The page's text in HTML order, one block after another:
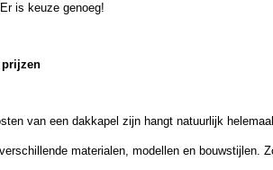
is keuze genoeg!
prijzen
van een dakkapel zijn hangt natuurlijk
materialen, modellen en bouwstijlen.